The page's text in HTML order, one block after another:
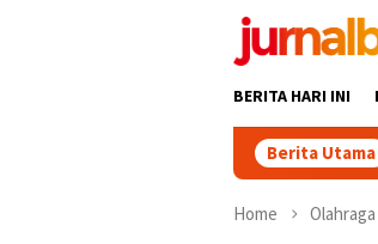
BERITA HARI INI
Berita Utama
Home Olahraga